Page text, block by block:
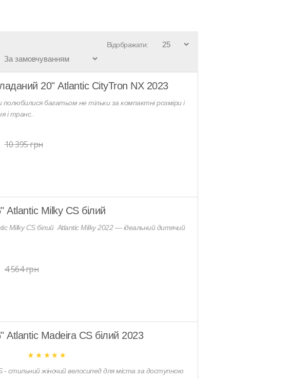
Відображати:
20" Atlantic CityTron NX 2023
полюбилися багатьом не тільки за компактні розміри і
і транс..
10 395 грн
Atlantic Milky CS білий
Milky CS білий Atlantic Milky 2022 — ідеальний дитячий
4 564 грн
Atlantic Madeira CS білий 2023
- стильний жіночий велосипед для міста за доступною